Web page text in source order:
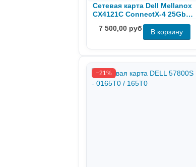
Сетевая карта Dell Mellanox
CX4121C ConnectX-4 25Gb
SFP+ R887V 0R887V
7 500,00 руб
−21%